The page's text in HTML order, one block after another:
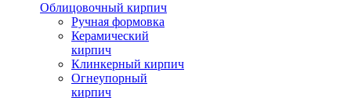
Облицовочный кирпич
Ручная формовка
Керамический
кирпич
Клинкерный кирпич
Огнеупорный
кирпич